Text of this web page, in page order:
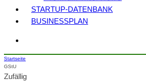
STARTUP-DATENBANK
BUSINESSPLAN
Startseite
GStU
Zufällig